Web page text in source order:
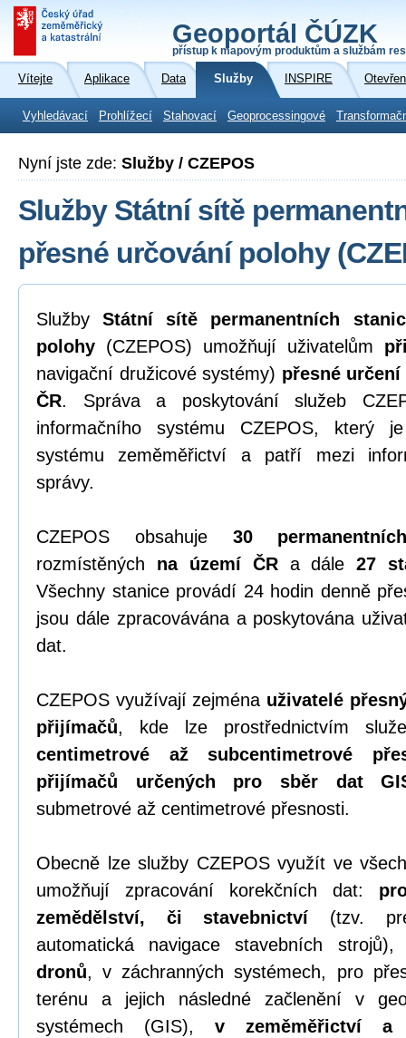
Geoportál ČÚZK
přístup k mapovým produktům a službám
Vítejte Aplikace Data Služby INSPIRE
Vyhledávací Prohlížecí Stahovací Geoprocessingové
Nyní jste zde: Služby / CZEPOS
Služby Státní sítě
přesné určování polohy
SlužbyStátní sítě permanentních
polohy (CZEPOS) umožňují uživatelům
navigační družicové systémy) přesné
ČR. Správa a poskytování služeb
informačního systému CZEPOS, který
systému zeměměřictví a patří mezi
správy.
CZEPOS obsahuje 30
rozmístěných na území ČRa dále27
Všechny stanice provádí 24 hodin denně
jsou dále zpracovávána a poskytována
dat.
CZEPOS využívají zejména uživatelé
přijímačů, kde lze prostřednictvím
centimetrové až subcentimetrové
přijímačů určených pro sběr dat
submetrové až centimetrové přesnosti.
Obecně lze služby CZEPOS využít ve
umožňují zpracování korekčních dat:
zemědělství, či stavebnictví (tzv.
automatická navigace stavebních
dronů, v záchranných systémech, pro
terénu a jejich následné začlenění v
systémech (GIS), v zeměměřictví a